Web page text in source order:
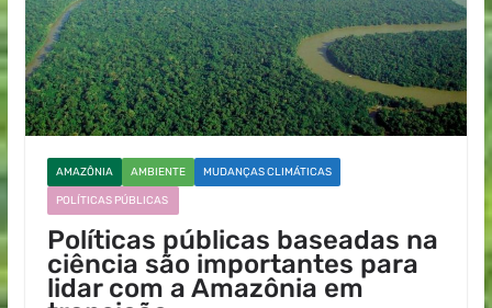
AMAZÔNIA AMBIENTE MUDANÇAS CLIMÁTICAS
POLÍTICAS PÚBLICAS
Políticas públicas baseadas na
ciência são importantes para
lidar com a Amazônia em